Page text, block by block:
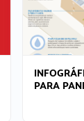
PARA